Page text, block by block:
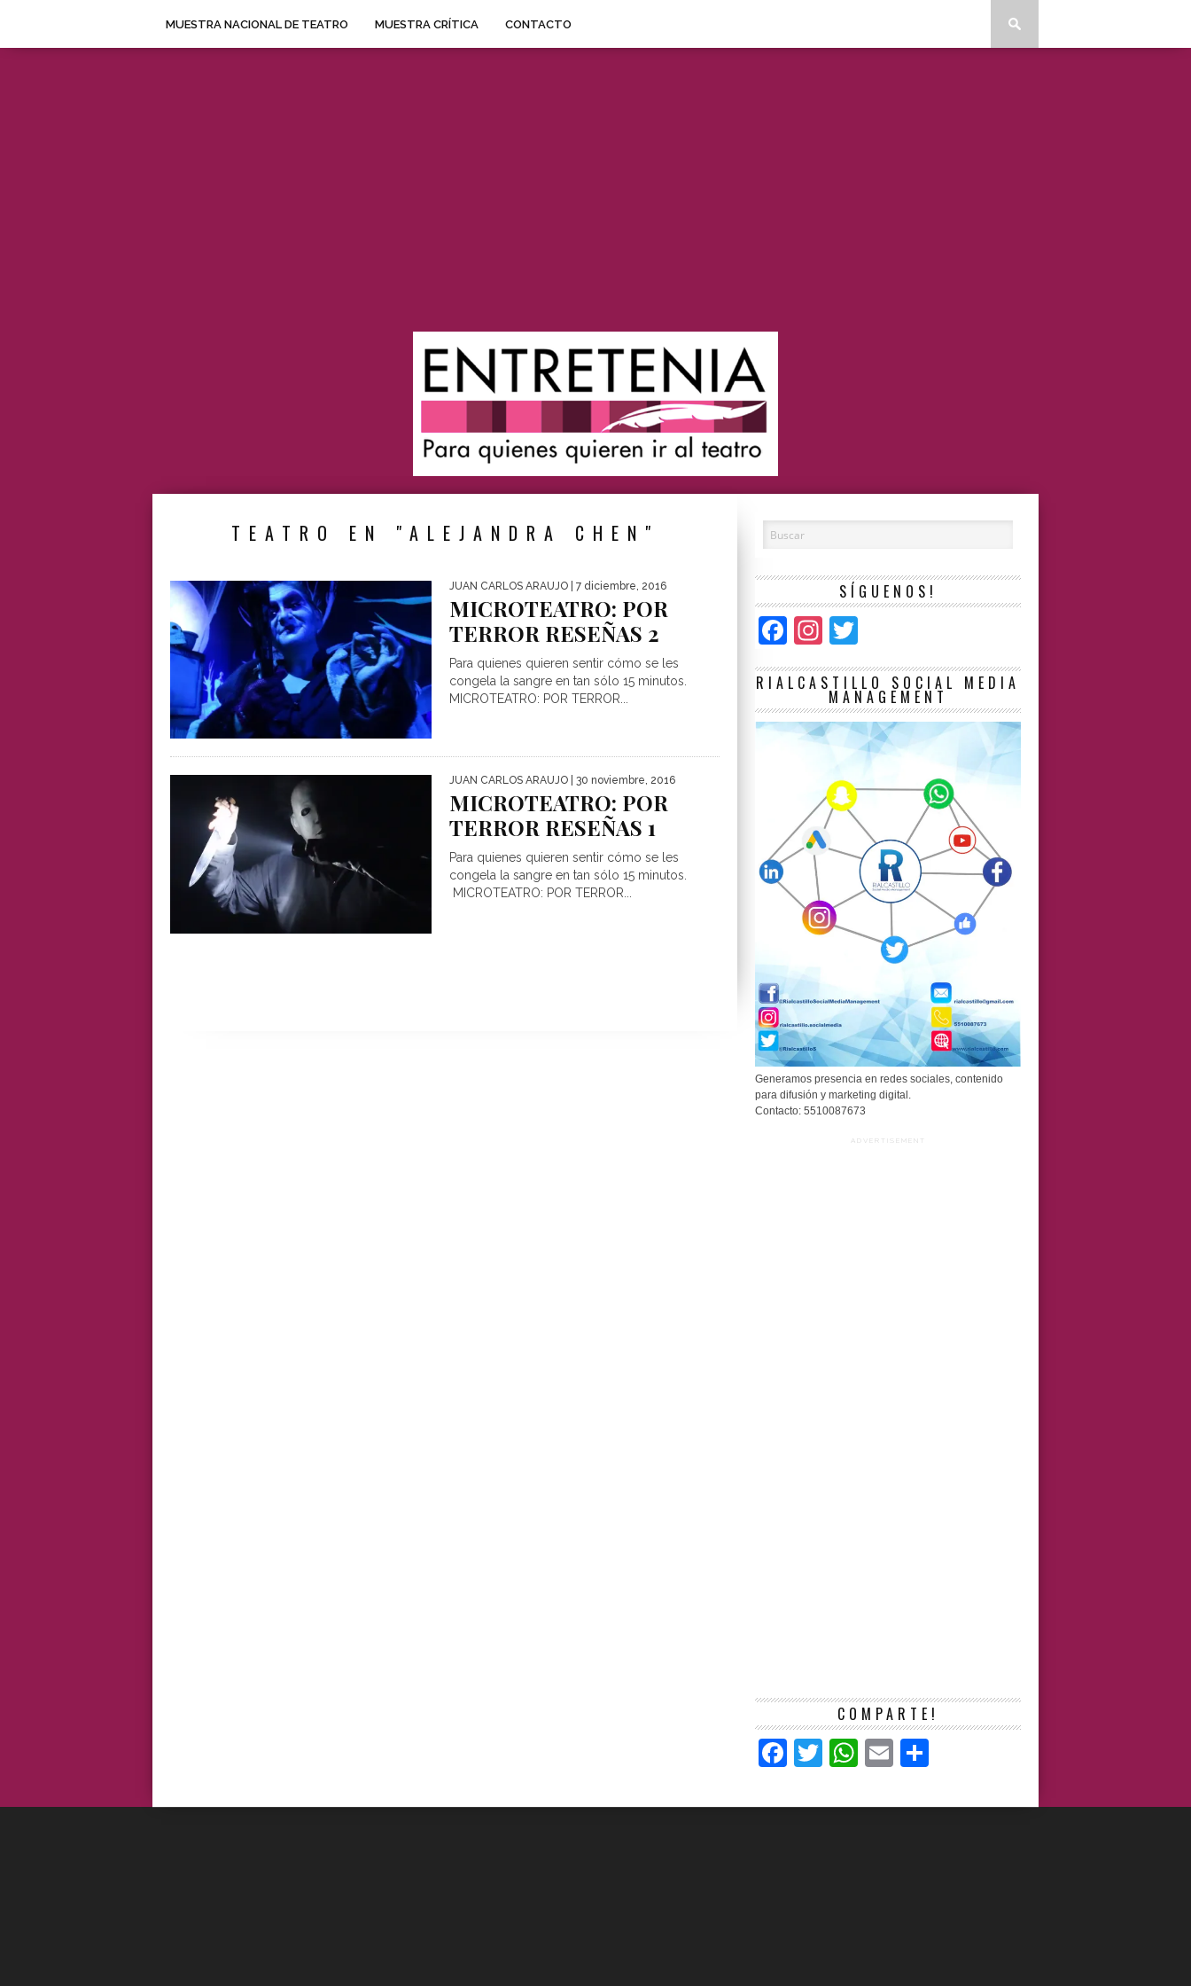
MUESTRA NACIONAL DE TEATRO MUESTRA CRÍTICA CONTACTO
TEATRO EN "ALEJANDRA CHEN"
JUAN CARLOS ARAUJO | 7 diciembre, 2016
MICROTEATRO: POR
TERROR RESEÑAS 2
Para quienes quieren sentir cómo se les
congela la sangre en tan sólo 15 minutos.
MICROTEATRO: POR TERROR...
JUAN CARLOS ARAUJO | 30 noviembre, 2016
MICROTEATRO: POR
TERROR RESEÑAS 1
Para quienes quieren sentir cómo se les
congela la sangre en tan sólo 15 minutos.
MICROTEATRO: POR TERROR...
SÍGUENOS!
Facebook
Instagram
RIALCASTILLO SOCIAL MEDIA
MANAGEMENT
Generamos presencia en redes sociales, contenido
para difusión y marketing digital.
Contacto: 5510087673
ADVERTISEMENT
COMPARTE!
Facebook
TwitterWhatsApp
Email